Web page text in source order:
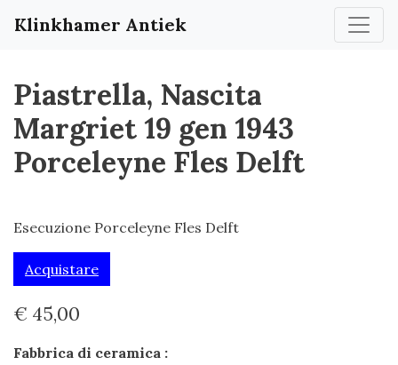
Klinkhamer Antiek
Piastrella, Nascita
Margriet 19 gen 1943
Porceleyne Fles Delft
Esecuzione Porceleyne Fles Delft
Acquistare
€ 45,00
Fabbrica di ceramica :